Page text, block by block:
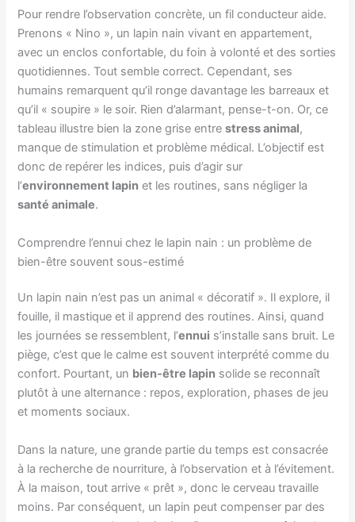
Pour rendre l’observation concrète, un fil conducteur aide.
Prenons « Nino », un lapin nain vivant en appartement,
avec un enclos confortable, du foin à volonté et des sorties
quotidiennes. Tout semble correct. Cependant, ses
humains remarquent qu’il ronge davantage les barreaux et
qu’il « soupire » le soir. Rien d’alarmant, pense-t-on. Or, ce
tableau illustre bien la zone grise entrestress animal,
manque de stimulation et problème médical. L’objectif est
donc de repérer les indices, puis d’agir sur
l’environnement lapin et les routines, sans négliger la
santé animale.
Comprendre l’ennui chez le lapin nain : un problème de
bien-être souvent sous-estimé
Un lapin nain n’est pas un animal « décoratif ». Il explore, il
fouille, il mastique et il apprend des routines. Ainsi, quand
les journées se ressemblent, l’ennui s’installe sans bruit. Le
piège, c’est que le calme est souvent interprété comme du
confort. Pourtant, un bien-être lapin solide se reconnaît
plutôt à une alternance : repos, exploration, phases de jeu
et moments sociaux.
Dans la nature, une grande partie du temps est consacrée
à la recherche de nourriture, à l’observation et à l’évitement.
À la maison, tout arrive « prêt », donc le cerveau travaille
moins. Par conséquent, un lapin peut compenser par des